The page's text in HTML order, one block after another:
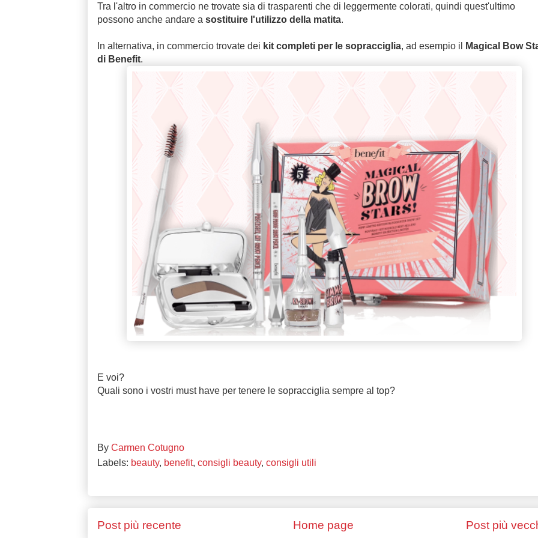
Tra l'altro in commercio ne trovate sia di trasparenti che di leggermente colorati, quindi quest'ultimo
possono anche andare a sostituire l'utilizzo della matita.
In alternativa, in commercio trovate dei kit completi per le sopracciglia, ad esempio il
Magical Bow
di Benefit.
E voi?
Quali sono i vostri must have per tenere le sopracciglia sempre al top?
By Carmen Cotugno
Labels: beauty, benefit, consigli beauty, consigli utili
Post più recente Post più
Home page